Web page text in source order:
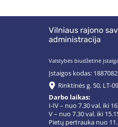
Vilniaus rajono
administracija
Valstybės biudžetinė
Įstaigos kodas:
Rinktinės g. 50, LT-
Darbo laikas:
I-IV – nuo 7.30 val. iki
V – nuo 7.30 val. iki
Pietų pertrauka nuo